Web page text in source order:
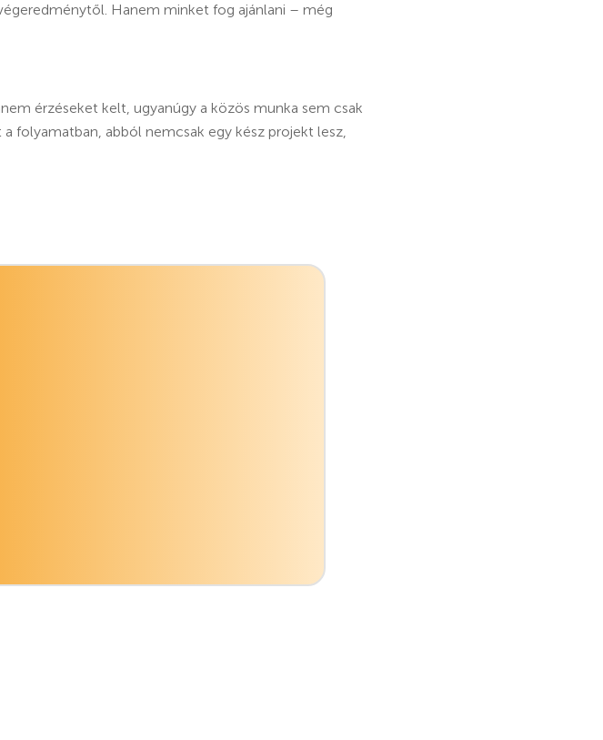
Hanem minket fog ajánlani – még
érzéseket kelt, ugyanúgy a közös munka sem csak
folyamatban, abból nemcsak egy kész projekt lesz,